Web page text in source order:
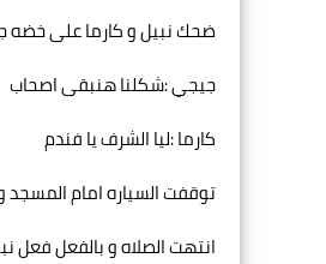
ضحك نبيل و كارما على خضه
جيجي :شكلنا هنبقى اصحاب
كارما :ليا الشرف يا فندم
توقفت السياره امام
انتهت الصلاه و بالفعل فعل